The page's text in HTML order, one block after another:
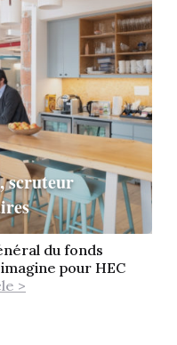
scruteur
du fonds
pour HEC
>